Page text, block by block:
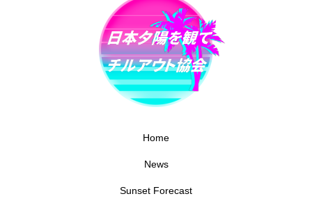
Home
News
Sunset Forecast